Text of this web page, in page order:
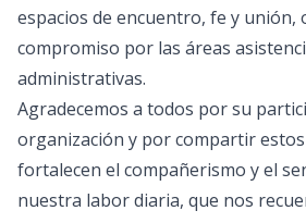
espacios de encuentro, fe y unión,
compromiso por las áreas
administrativas.
Agradecemos a todos por su
organización y por compartir
fortalecen el compañerismo y el
nuestra labor diaria, que nos